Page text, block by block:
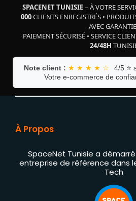
SPACENET TUNISIE– À VOTRE
000CLIENTS ENREGISTRÉS•
AVEC GARANTIE
PAIEMENT SÉCURISÉ • SERVICE
24/48H
Note client : ★ ★ ★ ★ ☆
4/5 ⭐
Votre e-commerce de
À Propos
SpaceNet Tunisie a
entreprise de référence dans
Tech